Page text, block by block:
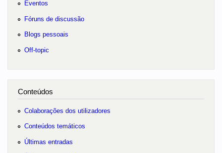
Eventos
Fóruns de discussão
Blogs pessoais
Off-topic
Conteúdos
Colaborações dos utilizadores
Conteúdos temáticos
Últimas entradas